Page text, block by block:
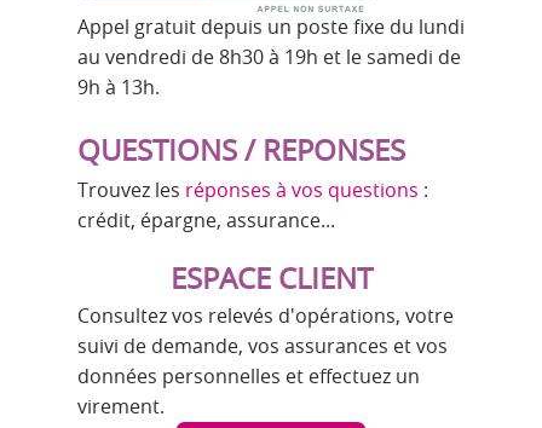
Appel gratuit depuis un poste fixe du lundi
au vendredi de 8h30 à 19h et le samedi de
9h à 13h.
QUESTIONS / REPONSES
Trouvez les réponses à vos questions :
crédit, épargne, assurance...
ESPACE CLIENT
Consultez vos relevés d'opérations, votre
suivi de demande, vos assurances et vos
données personnelles et effectuez un
virement.